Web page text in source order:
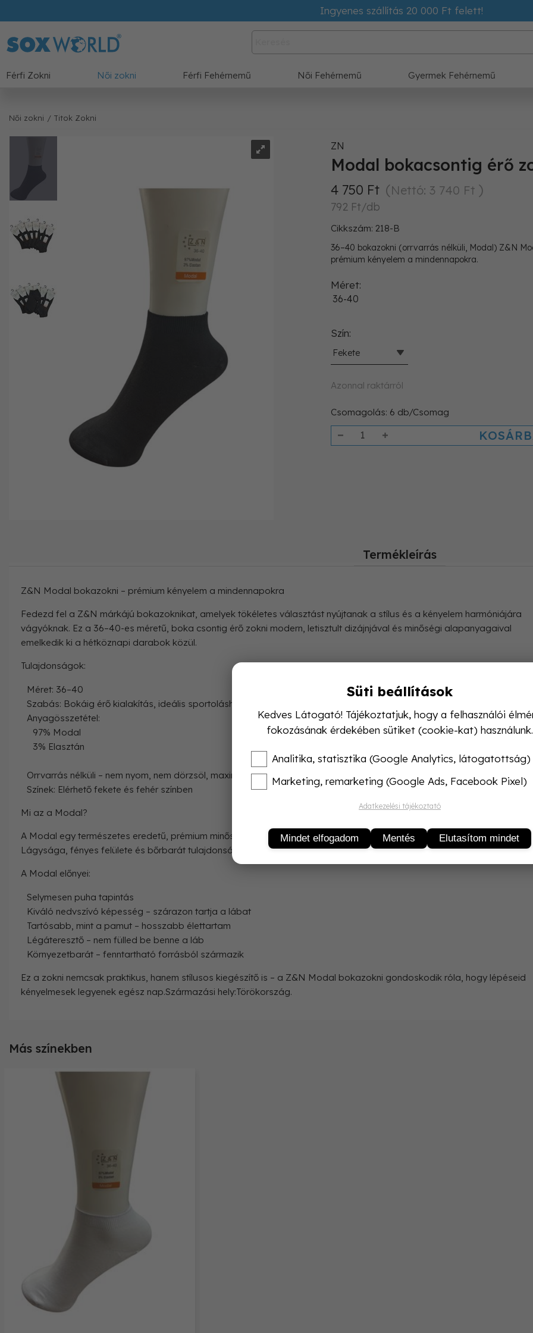
Ingyenes szállítás 20 000 Ft felett!
Férfi Zokni Női zokni Férfi Fehérnemű Női Fehérnemű Gyermek Fehérnemű
Női zokni / Titok Zokni
ZN
Modal bokacsontig érő
4 750 Ft Nettó: 3 740 Ft
792 Ft/db
Cikkszám: 218-B
36–40 bokazokni (orrvarrás nélküli, Modal) Z&N
prémium kényelem a mindennapokra.
Méret
36-40
Szín
Fekete
Azonnal raktárról
Csomagolás: 6 db/Csomag
Termékleírás
Z&N Modal bokazokni – prémium kényelem a mindennapokra
Fedezd fel a Z&N márkájú bokazoknikat, amelyek tökéletes választást nyújtanak a stílus és a kényelem harmóniájára
vágyóknak. Ez a 36–40-es méretű, boka csontig érő zokni modern, letisztult dizájnjával és minőségi alapanyagaival
emelkedik ki a hétköznapi darabok közül.
Tulajdonságok:
Méret: 36–40
Szabás: Bokáig érő kialakítás, ideális sportoláshoz, munkába vagy otthoni viseletre
Anyagösszetétel:
97% Modal
3% Elasztán
Orrvarrás nélküli – nem nyom, nem dörzsöl, maximális kényelmet biztosít hosszabb viselet során is
Színek: Elérhető fekete és fehér színben
Mi az a Modal?
A Modal egy természetes eredetű, prémium minőségű szálasanyag, amelyet bükkfából nyernek környezetbarát
Lágysága, fényes felülete és bőrbarát tulajdonsága miatt egyre népszerűbb a fehérneműk és zoknik gyártásában.
A Modal előnyei:
Selymesen puha tapintás
Kiváló nedvszívó képesség – szárazon tartja a lábat
Tartósabb, mint a pamut – hosszabb élettartam
Légáteresztő – nem fülled be benne a láb
Környezetbarát – fenntartható forrásból származik
Ez a zokni nemcsak praktikus, hanem stílusos kiegészítő is – a Z&N Modal bokazokni gondoskodik róla, hogy lépéseid
kényelmesek legyenek egész nap.Származási hely:Törökország.
Más színekben
Süti beállítások
Kedves Látogató! Tájékoztatjuk, hogy a felhasználói
fokozásának érdekében sütiket (cookie-kat) használunk.
Analitika, statisztika (Google Analytics, látogatottság)
Marketing, remarketing (Google Ads, Facebook Pixel)
Adatkezelési tájékoztató
Mindet elfogadom Mentés Elutasítom mindet